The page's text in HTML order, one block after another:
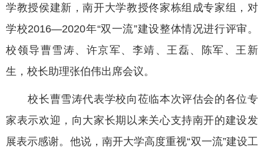
学教授侯建新，南开大学教授佟家栋组成专家组，对
学校2016—2020年“双一流”建设整体情况进行评审。
校领导曹雪涛、许京军、李靖、王磊、陈军、王新
生，校长助理张伯伟出席会议。
校长曹雪涛代表学校向莅临本次评估会的各位专
家表示欢迎，向大家长期以来关心支持南开的建设发
展表示感谢。他说，南开大学高度重视“双一流”建设工